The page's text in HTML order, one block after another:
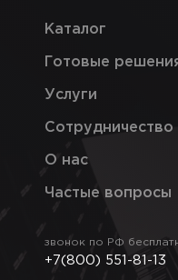
Каталог
Готовые
Услуги
Сотрудничество
О нас
Частые вопросы
звонок по РФ
+7(800) 551-81-13